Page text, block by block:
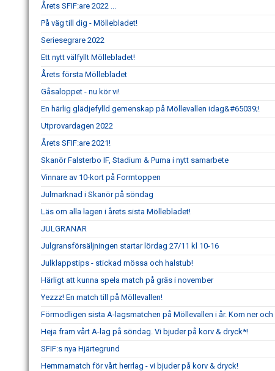
Årets SFIF:are 2022 ...
På väg till dig - Möllebladet!
Seriesegrare 2022
Ett nytt välfyllt Möllebladet!
Årets första Möllebladet
Gåsaloppet - nu kör vi!
En härlig glädjefylld gemenskap på Möllevallen idag&#65039;!
Utprovardagen 2022
Årets SFIF:are 2021!
Skanör Falsterbo IF, Stadium & Puma i nytt samarbete
Vinnare av 10-kort på Formtoppen
Julmarknad i Skanör på söndag
Läs om alla lagen i årets sista Möllebladet!
JULGRANAR
Julgransförsäljningen startar lördag 27/11 kl 10-16
Julklappstips - stickad mössa och halstub!
Härligt att kunna spela match på gräs i november
Yezzz! En match till på Möllevallen!
Förmodligen sista A-lagsmatchen på Möllevallen i år. Kom ner
Heja fram vårt A-lag på söndag. Vi bjuder på korv & dryck*!
SFIF:s nya Hjärtegrund
Hemmamatch för vårt herrlag - vi bjuder på korv & dryck!